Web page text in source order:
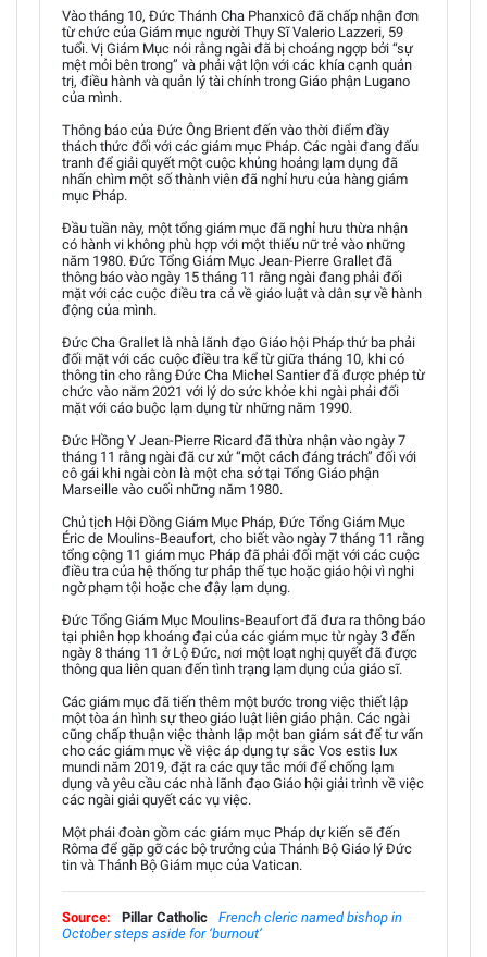
Vào tháng 10, Đức Thánh Cha Phanxicô đã chấp nhận đơn
từ chức của Giám mục người Thụy Sĩ Valerio Lazzeri, 59
tuổi. Vị Giám Mục nói rằng ngài đã bị choáng ngợp bởi “sự
mệt mỏi bên trong” và phải vật lộn với các khía cạnh quản
trị, điều hành và quản lý tài chính trong Giáo phận Lugano
của mình.
Thông báo của Đức Ông Brient đến vào thời điểm đầy
thách thức đối với các giám mục Pháp. Các ngài đang đấu
tranh để giải quyết một cuộc khủng hoảng lạm dụng đã
nhấn chìm một số thành viên đã nghỉ hưu của hàng giám
mục Pháp.
Đầu tuần này, một tổng giám mục đã nghỉ hưu thừa nhận
có hành vi không phù hợp với một thiếu nữ trẻ vào những
năm 1980. Đức Tổng Giám Mục Jean-Pierre Grallet đã
thông báo vào ngày 15 tháng 11 rằng ngài đang phải đối
mặt với các cuộc điều tra cả về giáo luật và dân sự về hành
động của mình.
Đức Cha Grallet là nhà lãnh đạo Giáo hội Pháp thứ ba phải
đối mặt với các cuộc điều tra kể từ giữa tháng 10, khi có
thông tin cho rằng Đức Cha Michel Santier đã được phép từ
chức vào năm 2021 với lý do sức khỏe khi ngài phải đối
mặt với cáo buộc lạm dụng từ những năm 1990.
Đức Hồng Y Jean-Pierre Ricard đã thừa nhận vào ngày 7
tháng 11 rằng ngài đã cư xử “một cách đáng trách” đối với
cô gái khi ngài còn là một cha sở tại Tổng Giáo phận
Marseille vào cuối những năm 1980.
Chủ tịch Hội Đồng Giám Mục Pháp, Đức Tổng Giám Mục
Éric de Moulins-Beaufort, cho biết vào ngày 7 tháng 11 rằng
tổng cộng 11 giám mục Pháp đã phải đối mặt với các cuộc
điều tra của hệ thống tư pháp thế tục hoặc giáo hội vì nghi
ngờ phạm tội hoặc che đậy lạm dụng.
Đức Tổng Giám Mục Moulins-Beaufort đã đưa ra thông báo
tại phiên họp khoáng đại của các giám mục từ ngày 3 đến
ngày 8 tháng 11 ở Lộ Đức, nơi một loạt nghị quyết đã được
thông qua liên quan đến tình trạng lạm dụng của giáo sĩ.
Các giám mục đã tiến thêm một bước trong việc thiết lập
một tòa án hình sự theo giáo luật liên giáo phận. Các ngài
cũng chấp thuận việc thành lập một ban giám sát để tư vấn
cho các giám mục về việc áp dụng tự sắc Vos estis lux
mundi năm 2019, đặt ra các quy tắc mới để chống lạm
dụng và yêu cầu các nhà lãnh đạo Giáo hội giải trình về việc
các ngài giải quyết các vụ việc.
Một phái đoàn gồm các giám mục Pháp dự kiến sẽ đến
Rôma để gặp gỡ các bộ trưởng của Thánh Bộ Giáo lý Đức
tin và Thánh Bộ Giám mục của Vatican.
Source: Pillar Catholic
French cleric named bishop in
October steps aside for ‘burnout’